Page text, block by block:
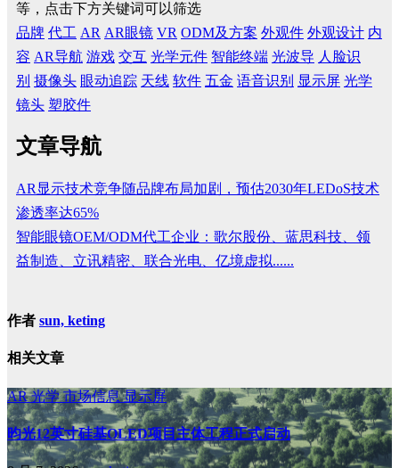
等，点击下方关键词可以筛选
品牌 代工 AR AR眼镜 VR ODM及方案 外观件 外观设计 内
容 AR导航 游戏 交互 光学元件 智能终端 光波导 人脸识
别 摄像头 眼动追踪 天线 软件 五金 语音识别 显示屏 光学
镜头 塑胶件
文章导航
AR显示技术竞争随品牌布局加剧，预估2030年LEDoS技术
渗透率达65%
智能眼镜OEM/ODM代工企业：歌尔股份、蓝思科技、领
益制造、立讯精密、联合光电、亿境虚拟......
作者 sun, keting
相关文章
AR光学市场信息显示屏
昀光12英寸硅基OLED项目主体工程正式启动